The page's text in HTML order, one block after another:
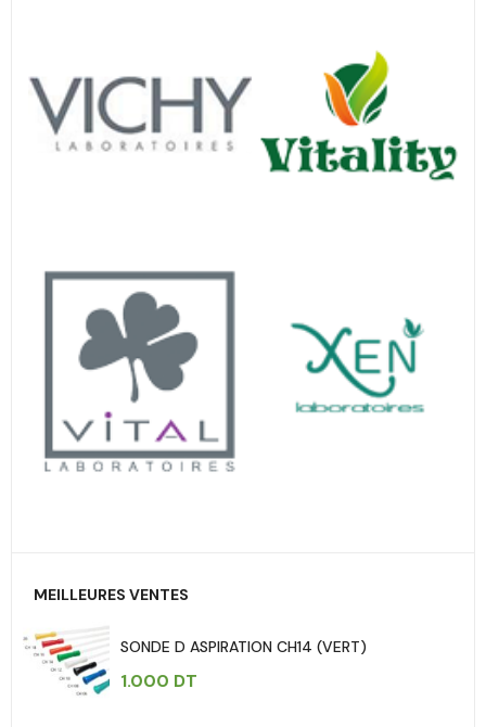
MEILLEURES VENTES
SONDE D ASPIRATION CH14 (VERT)
1.000 DT